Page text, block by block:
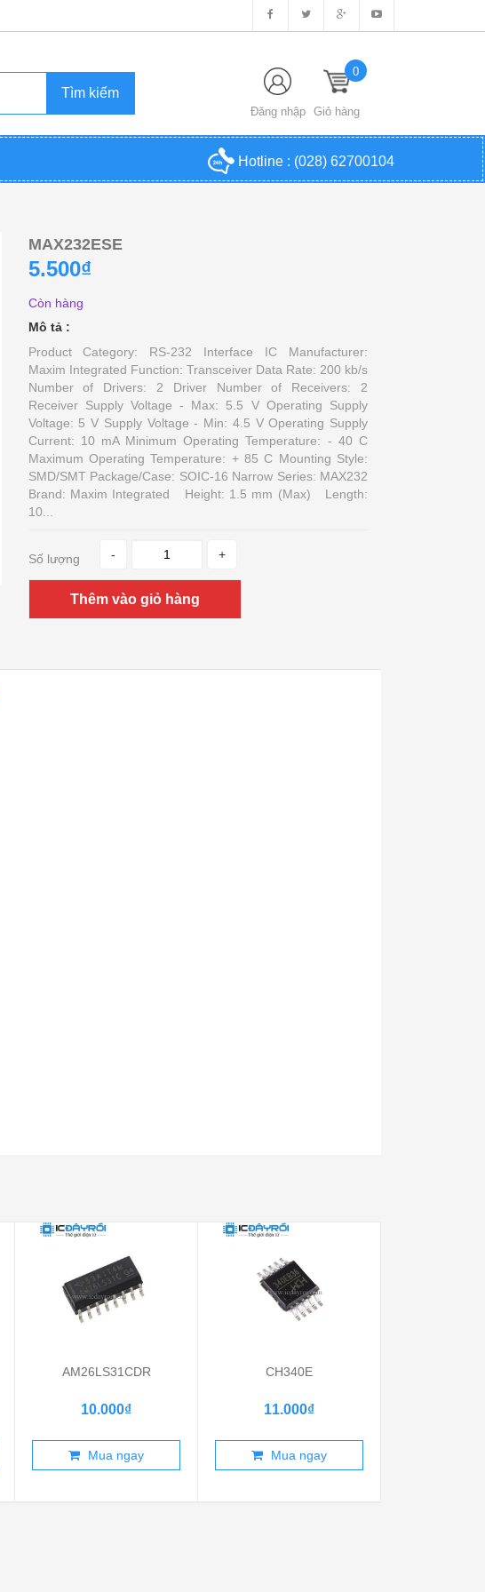
Đăng nhập Giỏ hàng
0
Hotline : (028) 62700104
MAX232ESE
5.500₫
Còn hàng
Mô tả :
Product Category: RS-232 Interface IC Manufacturer:
Maxim Integrated Function: Transceiver Data Rate: 200 kb/s
Number of Drivers: 2 Driver Number of Receivers: 2
Receiver Supply Voltage - Max: 5.5 V Operating Supply
Voltage: 5 V Supply Voltage - Min: 4.5 V Operating Supply
Current: 10 mA Minimum Operating Temperature: - 40 C
Maximum Operating Temperature: + 85 C Mounting Style:
SMD/SMT Package/Case: SOIC-16 Narrow Series: MAX232
Brand: Maxim Integrated Height: 1.5 mm (Max) Length:
10...
Số lượng - +
Thêm vào giỏ hàng
AM26LS31CDR
10.000₫
Mua ngay
CH340E
11.000₫
Mua ngay